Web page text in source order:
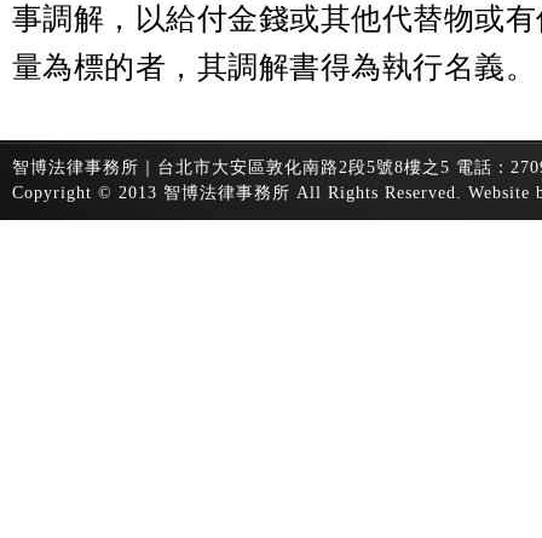
事調解，以給付金錢或其他代替物或
量為標的者，其調解書得為執行名義。
智博法律事務所｜台北市大安區敦化南路2段5號8樓之5 電話：
Copyright © 2013 智博法律事務所 All Rights Reserved. Website